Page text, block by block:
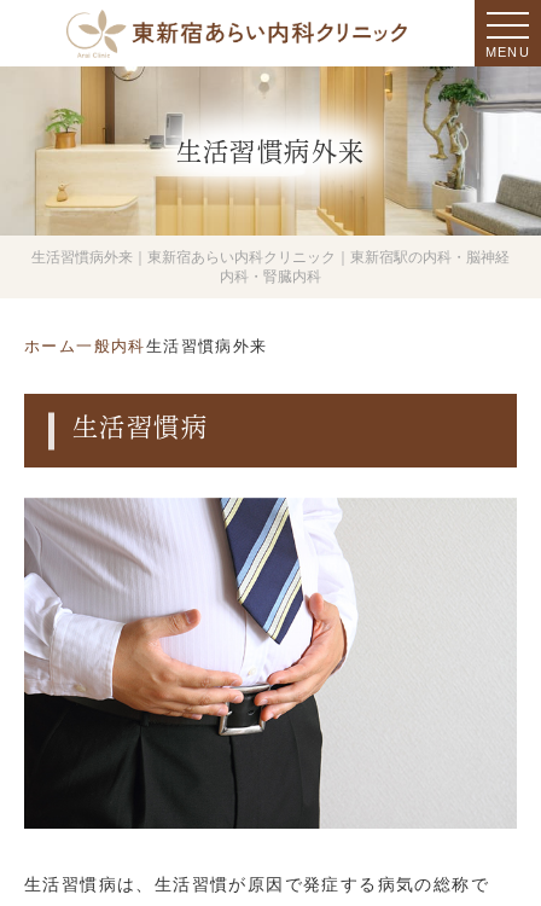
MENU
生活習慣病外来
生活習慣病外来｜東新宿あらい内科クリニック｜東新宿駅の内科・脳神経
内科・腎臓内科
ホーム一般内科生活習慣病外来
生活習慣病
生活習慣病は、生活習慣が原因で発症する病気の総称で